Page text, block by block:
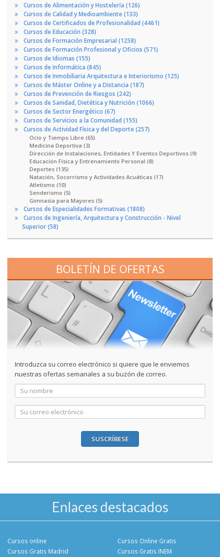
Cursos de Alimentación y Hostelería (126)
Cursos de Calidad y Medioambiente (133)
Cursos de Certificados de Profesionalidad (4461)
Cursos de Educación (328)
Cursos de Formación Empresarial (1258)
Cursos de Formación Profesional y Oficios (571)
Cursos de Idiomas (155)
Cursos de Informática (845)
Cursos de Inmobiliaria Arquitectura e Interiorismo (125)
Cursos de Máster Online y a Distancia (187)
Cursos de Prevención de Riesgos (242)
Cursos de Sanidad, Dietética y Nutrición (1066)
Cursos de Sector Energético (67)
Cursos de Servicios a la Comunidad (155)
Cursos de Actividad Física y del Deporte (257)
Ocio y Tiempo Libre (65)
Medicina Deportiva (3)
Dirección de Instalaciones, Entidades Y Eventos Deportivos (9)
Educación Física y Entrenamiento Personal (8)
Deportes (135)
Natación, Socorrismo y Actividades Acuáticas (17)
Atletismo (10)
Senderismo (5)
Gimnasia para Mayores (5)
Cursos de Especialidades Formativas (1808)
Cursos de Ingeniería, Arquitectura y Construcción - Nivel
Superior (58)
BOLETÍN DE OFERTAS
Introduzca su correo electrónico si quiere que le enviemos
nuestras ofertas semanales a su buzón de correo.
SUSCRÍBESE
Enlaces destacados
Cursos online
Cursos Gratis Madrid
Cursos Online Gratis
Cursos Gratis INEM